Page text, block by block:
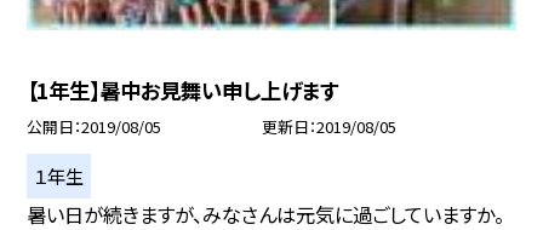
【1年生】暑中お見舞い申し上げます
公開日 2019/08/05 更新日 2019/08/05
１年生
暑い日が続きますが、みなさんは元気に過ごしていますか。